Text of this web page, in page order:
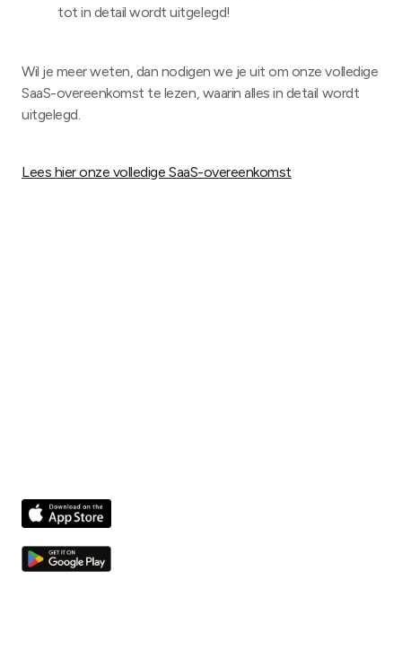
tot in detail wordt uitgelegd!
Wil je meer weten, dan nodigen we je uit om onze volledige
SaaS-overeenkomst te lezen, waarin alles in detail wordt
uitgelegd.
Lees hier onze volledige SaaS-overeenkomst